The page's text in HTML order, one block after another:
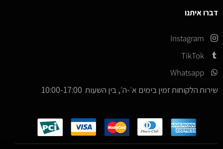
דברו איתנו
Instagram
TikTok
Whatsapp
שירות הלקוחות זמין בימים א׳-ה׳, בין השעות 10:00-17:00